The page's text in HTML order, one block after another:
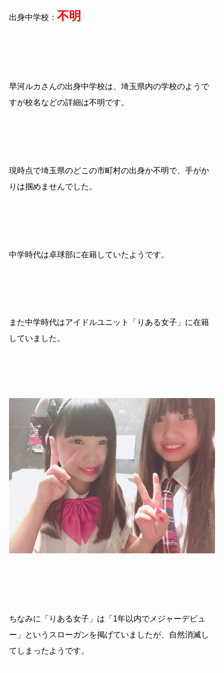
出身中学校： 不明
早河ルカさんの出身中学校は、埼玉県内の学校のようで
すが校名などの詳細は不明です。
現時点で埼玉県のどこの市町村の出身か不明で、手がか
りは掴めませんでした。
中学時代は卓球部に在籍していたようです。
また中学時代はアイドルユニット「りある女子」に在籍
していました。
ちなみに「りある女子」は「1年以内でメジャーデビュ
ー」というスローガンを掲げていましたが、自然消滅し
てしまったようです。